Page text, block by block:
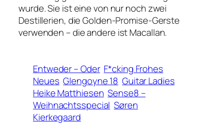
wurde. Sie ist eine von nur noch zwei
Destillerien, die Golden-Promise-Gerste
verwenden – die andere ist Macallan.
Entweder – Oder F*cking Frohes
Neues Glengoyne 18 Guitar Ladies
Heike Matthiesen Sense8 –
Weihnachtsspecial Søren
Kierkegaard